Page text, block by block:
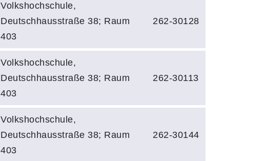
Volkshochschule,
Deutschhausstraße 38; Raum
403
262-30128
Volkshochschule,
Deutschhausstraße 38; Raum
403
262-30113
Volkshochschule,
Deutschhausstraße 38; Raum
403
262-30144